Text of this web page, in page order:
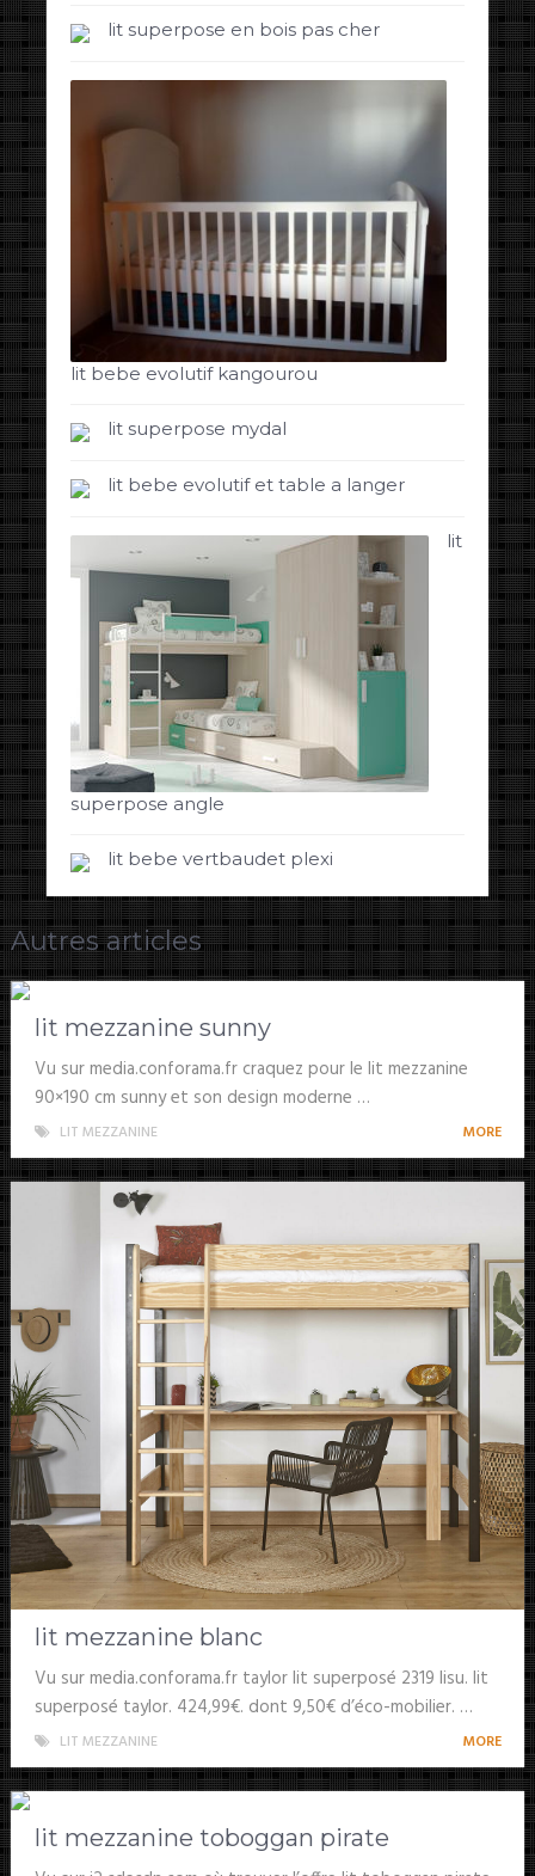
lit superpose en bois pas cher
lit bebe evolutif kangourou
lit superpose mydal
lit bebe evolutif et table a langer
lit
superpose angle
lit bebe vertbaudet plexi
Autres articles
lit mezzanine sunny
Vu sur media.conforama.fr craquez pour le lit mezzanine
90×190 cm sunny et son design moderne …
LIT MEZZANINE MORE
lit mezzanine blanc
Vu sur media.conforama.fr taylor lit superposé 2319 lisu. lit
superposé taylor. 424,99€. dont 9,50€ d’éco-mobilier. …
LIT MEZZANINE MORE
lit mezzanine toboggan pirate